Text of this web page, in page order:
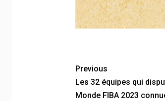
Previous
Les 32 équipes qui
Monde FIBA 2023